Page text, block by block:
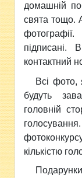
домашній
свята тощо.
фотографії.
підписані.
контактний
Всі фото,
будуть
головній
кількістю